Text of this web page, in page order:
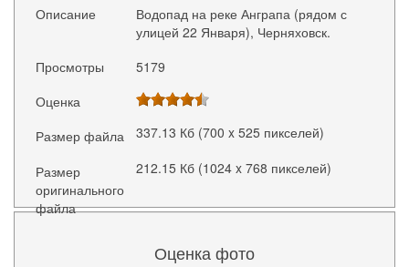
Описание
Водопад на реке Анграпа (рядом с
улицей 22 Января), Черняховск.
Просмотры
5179
Оценка
Размер файла
337.13 Кб (700 x 525 пикселей)
Размер
оригинального
файла
212.15 Кб (1024 x 768 пикселей)
Оценка фото